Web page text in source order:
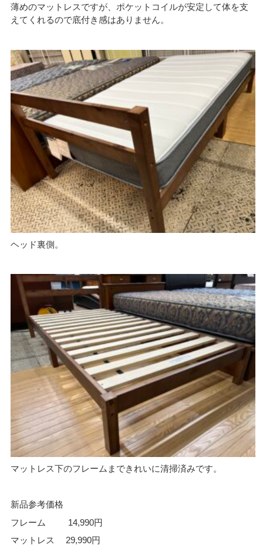
薄めのマットレスですが、ポケットコイルが安定して体を支
えてくれるので底付き感はありません。
ヘッド裏側。
マットレス下のフレームまできれいに清掃済みです。
新品参考価格
フレーム 14,990円
マットレス 29,990円